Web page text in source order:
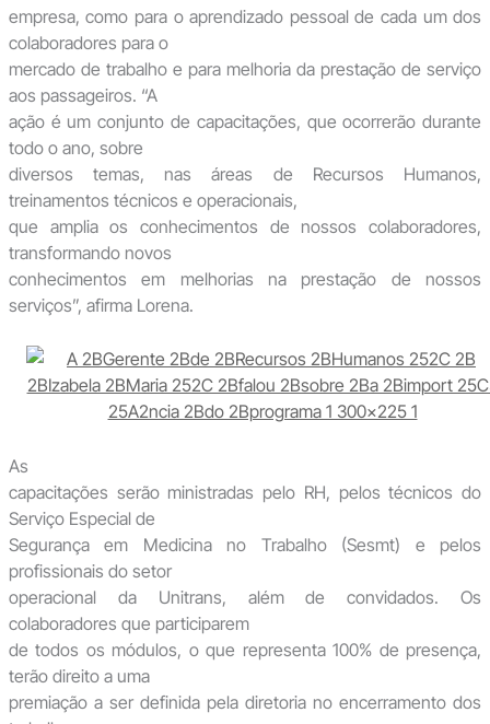
empresa, como para o aprendizado pessoal de cada um dos
colaboradores para o
mercado de trabalho e para melhoria da prestação de serviço
aos passageiros. “A
ação é um conjunto de capacitações, que ocorrerão durante
todo o ano, sobre
diversos temas, nas áreas de Recursos Humanos,
treinamentos técnicos e operacionais,
que amplia os conhecimentos de nossos colaboradores,
transformando novos
conhecimentos em melhorias na prestação de nossos
serviços”, afirma Lorena.
As
capacitações serão ministradas pelo RH, pelos técnicos do
Serviço Especial de
Segurança em Medicina no Trabalho (Sesmt) e pelos
profissionais do setor
operacional da Unitrans, além de convidados. Os
colaboradores que participarem
de todos os módulos, o que representa 100% de presença,
terão direito a uma
premiação a ser definida pela diretoria no encerramento dos